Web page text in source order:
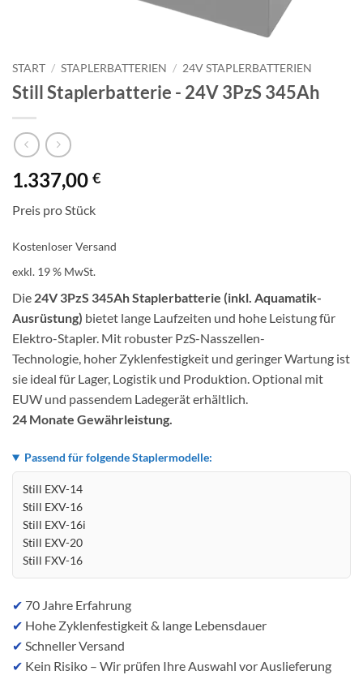
START / STAPLERBATTERIEN / 24V STAPLERBATTERIEN
Still Staplerbatterie -​​ 24V 3PzS 345Ah
1.337,00 €
Preis pro Stück
Kostenloser Versand
exkl. 19 % MwSt.
Die 24V 3PzS 345Ah Staplerbatterie (inkl. Aquamatik-
Ausrüstung) bietet lange Laufzeiten und hohe Leistung für
Elektro-Stapler. Mit robuster PzS-Nasszellen-
Technologie, hoher Zyklenfestigkeit und geringer Wartung ist
sie ideal für Lager, Logistik und Produktion. Optional mit
EUW und passendem Ladegerät erhältlich.
24 Monate Gewährleistung.
Passend für folgende Staplermodelle:
Still EXV-14
Still EXV-16
Still EXV-16i
Still EXV-20
Still FXV-16
✔ 70 Jahre Erfahrung
✔ Hohe Zyklenfestigkeit & lange Lebensdauer
✔ Schneller Versand
✔ Kein Risiko – Wir prüfen Ihre Auswahl vor Auslieferung